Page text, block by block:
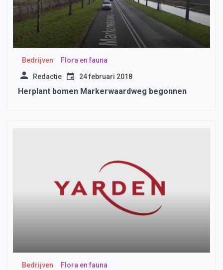
Bedrijven Flora en fauna
Redactie 24 februari 2018
Herplant bomen Markerwaardweg begonnen
Bedrijven Flora en fauna